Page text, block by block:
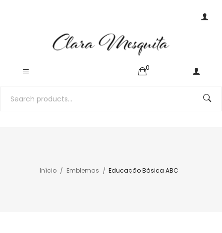
0
Início Emblemas Educação Básica ABC